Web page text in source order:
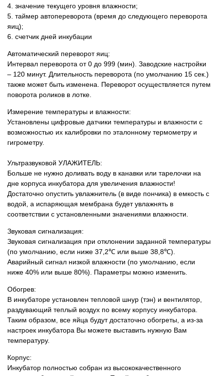
4. значение текущего уровня влажности;
5. таймер автопереворота (время до следующего переворота
яиц);
6. счетчик дней инкубации
Автоматический переворот яиц:
Интервал переворота от 0 до 999 (мин). Заводские настройки
– 120 минут. Длительность переворота (по умолчанию 15 сек.)
также может быть изменена. Переворот осуществляется путем
поворота роликов в лотке.
Измерение температуры и влажности:
Установлены цифровые датчики температуры и влажности с
возможностью их калибровки по эталонному термометру и
гигрометру.
Ультразвуковой УЛАЖИТЕЛЬ:
Больше не нужно доливать воду в канавки или тарелочки на
дне корпуса инкубатора для увеличения влажности!
Достаточно опустить увлажнитель (в виде пончика) в емкость с
водой, а испаряющая мембрана будет увлажнять в
соответствии с установленными значениями влажности.
Звуковая сигнализация:
Звуковая сигнализация при отклонении заданной температуры
(по умолчанию, если ниже 37,2℃ или выше 38,8℃).
Аварийный сигнал низкой влажности (по умолчанию, если
ниже 40% или выше 80%). Параметры можно изменить.
Обогрев:
В инкубаторе установлен тепловой шнур (тэн) и вентилятор,
раздувающий теплый воздух по всему корпусу инкубатора.
Таким образом, все яйца будут достаточно обогреты, а из-за
настроек инкубатора Вы можете выставить нужную Вам
температуру.
Корпус:
Инкубатор полностью собран из высококачественного